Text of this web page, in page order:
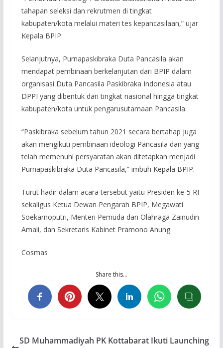
tahapan seleksi dan rekrutmen di tingkat
kabupaten/kota melalui materi tes kepancasilaan,” ujar
Kepala BPIP.
Selanjutnya, Purnapaskibraka Duta Pancasila akan
mendapat pembinaan berkelanjutan dari BPIP dalam
organisasi Duta Pancasila Paskibraka Indonesia atau
DPPI yang dibentuk dari tingkat nasional hingga tingkat
kabupaten/kota untuk pengarusutamaan Pancasila.
“Paskibraka sebelum tahun 2021 secara bertahap juga
akan mengikuti pembinaan ideologi Pancasila dan yang
telah memenuhi persyaratan akan ditetapkan menjadi
Purnapaskibraka Duta Pancasila,” imbuh Kepala BPIP.
Turut hadir dalam acara tersebut yaitu Presiden ke-5 RI
sekaligus Ketua Dewan Pengarah BPIP, Megawati
Soekarnoputri, Menteri Pemuda dan Olahraga Zainudin
Amali, dan Sekretaris Kabinet Pramono Anung.
Cosmas
Share this…
SD Muhammadiyah PK Kottabarat Ikuti Launching